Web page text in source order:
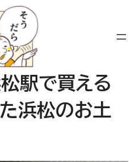
駅で買える
浜松のお土